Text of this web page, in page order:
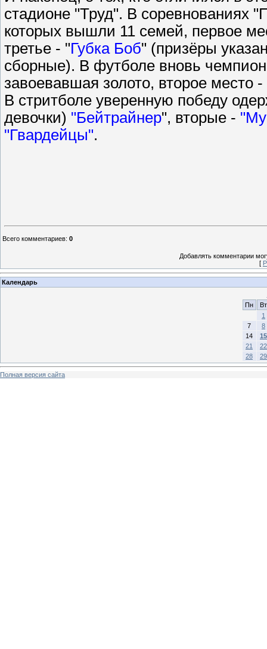
стадионе "Труд". В соревнованиях
которых вышли 11 семей, первое
третье - "Губка Боб" (призёры
сборные). В футболе вновь
завоевавшая золото, второе место
В стритболе уверенную победу
девочки) "Бейтрайнер", вторые -
"Гвардейцы".
Всего комментариев: 0
Добавлять комментарии
[
Календарь
Пн
Вт
1
7
8
14
15
21
22
28
29
Полная версия сайта